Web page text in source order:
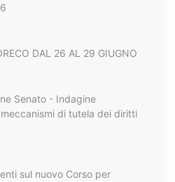
DAL 26 AL 29 GIUGNO
Senato - Indagine
di tutela dei diritti
sul nuovo Corso per